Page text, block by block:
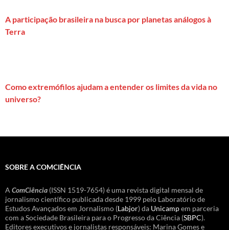
A participação brasileira na busca por planetas análogos à
Terra
Como extremófilos ajudam a entender os limites da vida no
universo?
SOBRE A COMCIÊNCIA
AComCiência (ISSN 1519-7654) é uma revista digital mensal de
jornalismo científico publicada desde 1999 pelo Laboratório de
Estudos Avançados em Jornalismo (Labjor) da Unicampem parceria
com a Sociedade Brasileira para o Progresso da Ciência (SBPC).
Editores executivos e jornalistas responsáveis: Marina Gomes e